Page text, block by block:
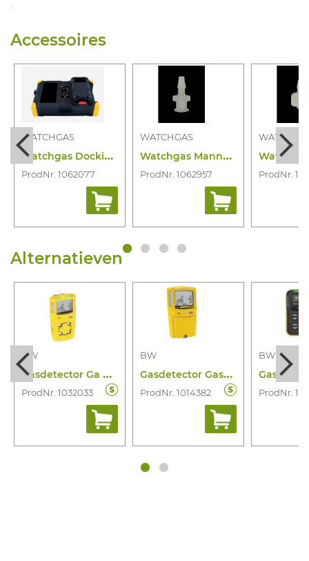
Accessoires
WATCHGAS
W
atchgas Docking Station SST1/SST4
ProdNr. 1062077
WATCHGAS
W
atchgas Mannelijk Koppelstuk 1/8"
ProdNr. 1062957 ProdNr.
Alternatieven
BW
G
asdetector Ga Microclip X3 4 Gas
ProdNr. 1032033
BW
G
asdetector Gasalertmax Xt 4 Gas (f)
ProdNr. 1014382
BW
ProdNr.